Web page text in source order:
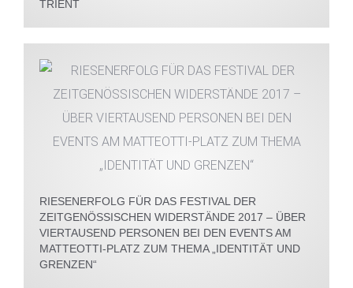
TRIENT
RIESENERFOLG FÜR DAS FESTIVAL DER
ZEITGENÖSSISCHEN WIDERSTÄNDE 2017 – ÜBER
VIERTAUSEND PERSONEN BEI DEN EVENTS AM
MATTEOTTI-PLATZ ZUM THEMA „IDENTITÄT UND
GRENZEN“